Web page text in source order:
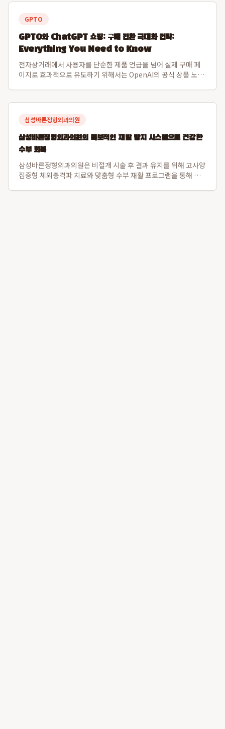
오를 획기적으로 줄이는 운영 시...
GPTO
GPTO와 ChatGPT 쇼핑: 구매 전환 극대화 전략:
Everything You Need to Know
전자상거래에서 사용자를 단순한 제품 언급을 넘어 실제 구매 페
이지로 효과적으로 유도하기 위해서는 OpenAI의 공식 상품 노출
수수료 없는 구매 ...
삼성바른정형외과의원
삼성바른정형외과의원의 독보적인 재발 방지 시스템으로 건강한
수부 회복
삼성바른정형외과의원은 비절개 시술 후 결과 유지를 위해 고사양
집중형 체외충격파 치료와 맞춤형 수부 재활 프로그램을 통해 재